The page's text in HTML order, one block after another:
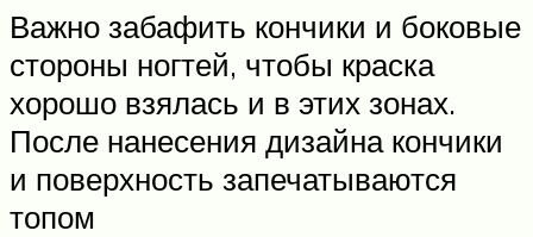
Важно забафить кончики и боковые
стороны ногтей, чтобы краска
хорошо взялась и в этих зонах.
После нанесения дизайна кончики
и поверхность запечатываются
топом